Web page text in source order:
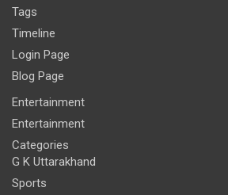
Tags
Timeline
Login Page
Blog Page
Entertainment
Entertainment
Categories
G K Uttarakhand
Sports